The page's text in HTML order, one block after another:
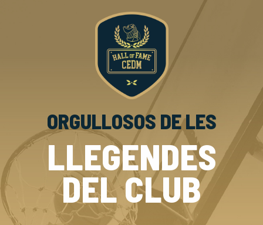
ORGULLOSOS DE LES
LLEGENDES
DEL CLUB